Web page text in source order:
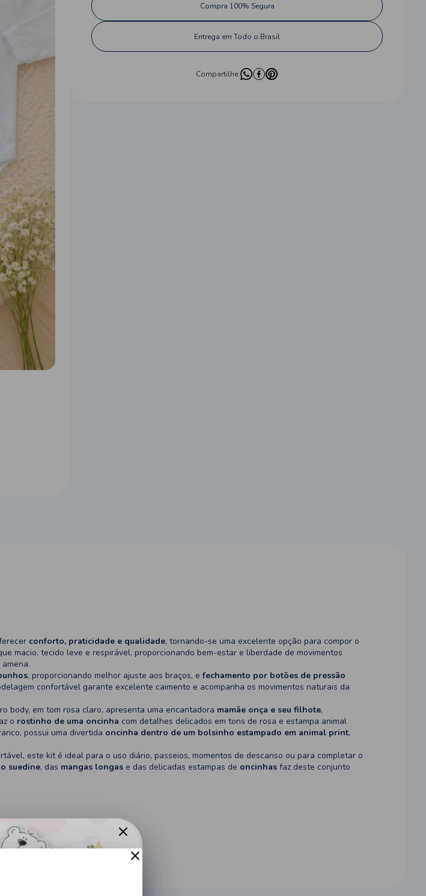
Compra 100% Segura
Entrega em Todo o Brasil
Compartilhe:
conforto, praticidade e qualidade, tornando-se uma excelente opção para compor o
macio, tecido leve e respirável, proporcionando bem-estar e liberdade de movimentos
, proporcionando melhor ajuste aos braços, efechamento por botões de pressão
confortável garante excelente caimento e acompanha os movimentos naturais da
body, em tom rosa claro, apresenta uma encantadora mamãe onça e seu filhote,
o rostinho de uma oncinha com detalhes delicados em tons de rosa e estampa animal
possui uma divertida oncinha dentro de um bolsinho estampado em animal print,
este kit é ideal para o uso diário, passeios, momentos de descanso ou para completar o
suedine, das mangas longas e das delicadas estampas de oncinhas faz deste conjunto